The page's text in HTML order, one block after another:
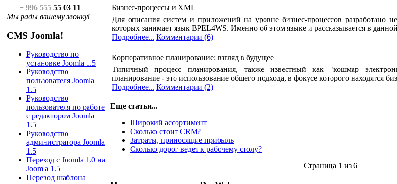
+ 996 555 55 03 11
Мы рады вашему звонку!
CMS Joomla!
Руководство по
установке Joomla 1.5
Руководство
пользователя Joomla
1.5
Руководство
пользователя по работе
с редактором Joomla
1.5
Руководство
администратора Joomla
1.5
Переход с Joomla 1.0 на
Joomla 1.5
Перевод шаблона
Бизнес-процессы и XML
Для описания систем и приложений на уровне бизнес-процессов разработано
которых занимает язык BPEL4WS. Именно об этом языке и рассказывается в данной
Подробнее... Комментарии (6)
Корпоративное планирование: взгляд в будущее
Типичный процесс планирования, также известный как "кошмар
планирование - это использование общего подхода, в фокусе которого находятся
Подробнее... Комментарии (2)
Еще статьи...
Широкий ассортимент
Сколько стоит CRM?
Затраты, приносящие прибыль
Сколько дорог ведет к рабочему столу?
Страница 1 из 6